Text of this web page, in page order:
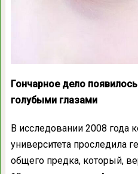
Гончарное дело
голубыми глазами
В исследовании 2008 года
университета проследила
общего предка, который,